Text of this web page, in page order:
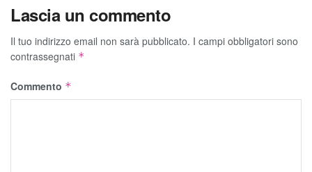
Lascia un commento
Il tuo indirizzo email non sarà pubblicato. I campi obbligatori sono
contrassegnati *
Commento *